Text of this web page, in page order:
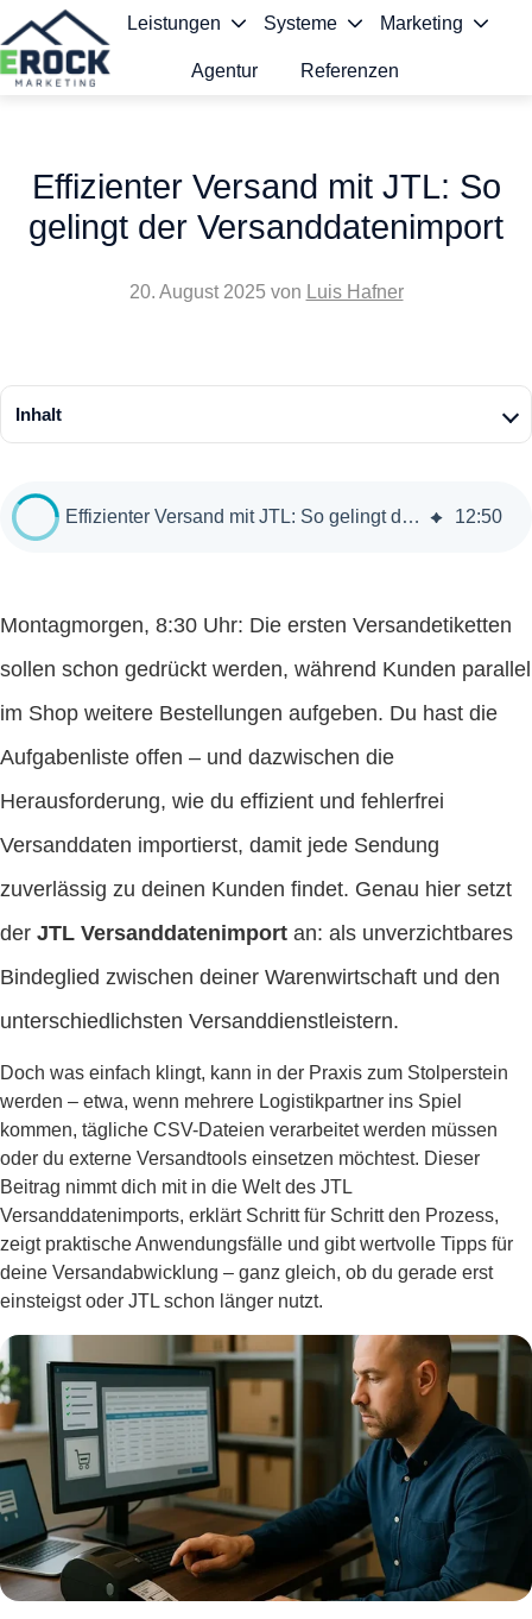
Leistungen Systeme Marketing
Agentur Referenzen
Effizienter Versand mit JTL: So
gelingt der Versanddatenimport
20. August 2025 von Luis Hafner
Inhalt
Effizienter Versand mit JTL: So gelingt der Versanddatenimport 12:50
Montagmorgen, 8:30 Uhr: Die ersten Versandetiketten
sollen schon gedrückt werden, während Kunden parallel
im Shop weitere Bestellungen aufgeben. Du hast die
Aufgabenliste offen – und dazwischen die
Herausforderung, wie du effizient und fehlerfrei
Versanddaten importierst, damit jede Sendung
zuverlässig zu deinen Kunden findet. Genau hier setzt
der JTL Versanddatenimport an: als unverzichtbares
Bindeglied zwischen deiner Warenwirtschaft und den
unterschiedlichsten Versanddienstleistern.
Doch was einfach klingt, kann in der Praxis zum Stolperstein
werden – etwa, wenn mehrere Logistikpartner ins Spiel
kommen, tägliche CSV-Dateien verarbeitet werden müssen
oder du externe Versandtools einsetzen möchtest. Dieser
Beitrag nimmt dich mit in die Welt des JTL
Versanddatenimports, erklärt Schritt für Schritt den Prozess,
zeigt praktische Anwendungsfälle und gibt wertvolle Tipps für
deine Versandabwicklung – ganz gleich, ob du gerade erst
einsteigst oder JTL schon länger nutzt.